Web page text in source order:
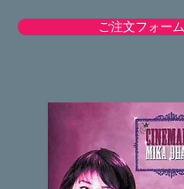
ご注文フォーム